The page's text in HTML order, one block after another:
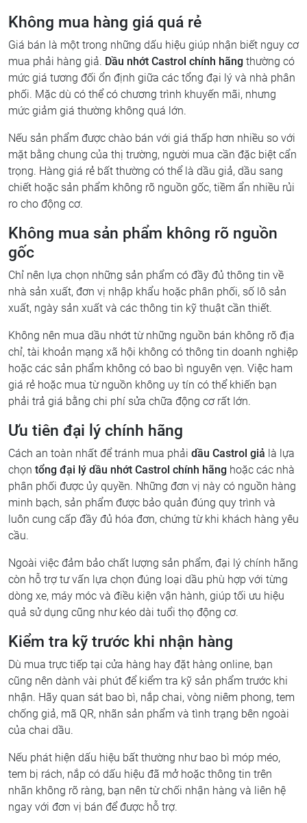
Không mua hàng giá quá rẻ
Giá bán là một trong những dấu hiệu giúp nhận biết nguy cơ
mua phải hàng giả. Dầu nhớt Castrol chính hãng thường có
mức giá tương đối ổn định giữa các tổng đại lý và nhà phân
phối. Mặc dù có thể có chương trình khuyến mãi, nhưng
mức giảm giá thường không quá lớn.
Nếu sản phẩm được chào bán với giá thấp hơn nhiều so với
mặt bằng chung của thị trường, người mua cần đặc biệt cẩn
trọng. Hàng giá rẻ bất thường có thể là dầu giả, dầu sang
chiết hoặc sản phẩm không rõ nguồn gốc, tiềm ẩn nhiều rủi
ro cho động cơ.
Không mua sản phẩm không rõ nguồn
gốc
Chỉ nên lựa chọn những sản phẩm có đầy đủ thông tin về
nhà sản xuất, đơn vị nhập khẩu hoặc phân phối, số lô sản
xuất, ngày sản xuất và các thông tin kỹ thuật cần thiết.
Không nên mua dầu nhớt từ những nguồn bán không rõ địa
chỉ, tài khoản mạng xã hội không có thông tin doanh nghiệp
hoặc các sản phẩm không có bao bì nguyên vẹn. Việc ham
giá rẻ hoặc mua từ nguồn không uy tín có thể khiến bạn
phải trả giá bằng chi phí sửa chữa động cơ rất lớn.
Ưu tiên đại lý chính hãng
Cách an toàn nhất để tránh mua phải dầu Castrol giả là lựa
chọn tổng đại lý dầu nhớt Castrol chính hãng hoặc các nhà
phân phối được ủy quyền. Những đơn vị này có nguồn hàng
minh bạch, sản phẩm được bảo quản đúng quy trình và
luôn cung cấp đầy đủ hóa đơn, chứng từ khi khách hàng yêu
cầu.
Ngoài việc đảm bảo chất lượng sản phẩm, đại lý chính hãng
còn hỗ trợ tư vấn lựa chọn đúng loại dầu phù hợp với từng
dòng xe, máy móc và điều kiện vận hành, giúp tối ưu hiệu
quả sử dụng cũng như kéo dài tuổi thọ động cơ.
Kiểm tra kỹ trước khi nhận hàng
Dù mua trực tiếp tại cửa hàng hay đặt hàng online, bạn
cũng nên dành vài phút để kiểm tra kỹ sản phẩm trước khi
nhận. Hãy quan sát bao bì, nắp chai, vòng niêm phong, tem
chống giả, mã QR, nhãn sản phẩm và tình trạng bên ngoài
của chai dầu.
Nếu phát hiện dấu hiệu bất thường như bao bì móp méo,
tem bị rách, nắp có dấu hiệu đã mở hoặc thông tin trên
nhãn không rõ ràng, bạn nên từ chối nhận hàng và liên hệ
ngay với đơn vị bán để được hỗ trợ.